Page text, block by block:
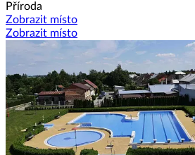
Příroda
Zobrazit místo
Zobrazit místo